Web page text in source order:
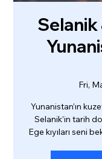
Selanik
Fri,
Yunanistan’ın
Selanik’in tarih
Ege kıyıları seni